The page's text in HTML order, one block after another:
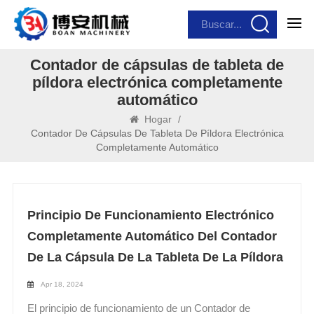
Contador de cápsulas de tableta de
píldora electrónica completamente
automático
Hogar /
Contador De Cápsulas De Tableta De Píldora Electrónica
Completamente Automático
Principio De Funcionamiento Electrónico
Completamente Automático Del Contador
De La Cápsula De La Tableta De La Píldora
Apr 18, 2024
El principio de funcionamiento de un Contador de